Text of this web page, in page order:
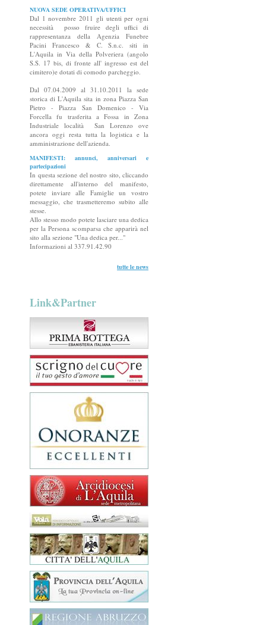
NUOVA SEDE OPERATIVA/UFFICI
Dal 1 novembre 2011 gli utenti per ogni
necessità posso fruire degli uffici di
rappresentanza della Agenzia Funebre
Pacini Francesco & C. S.n.c. siti in
L'Aquila in Via della Polveriera (angolo
S.S. 17 bis, di fronte all' ingresso est del
cimitero)e dotati di comodo parcheggio.
Dal 07.04.2009 al 31.10.2011 la sede
storica di L'Aquila sita in zona Piazza San
Pietro - Piazza San Domenico - Via
Forcella fu trasferita a Fossa in Zona
Industriale località San Lorenzo ove
ancora oggi resta tutta la logistica e la
amministrazione dell'azienda.
MANIFESTI: annunci, anniversari e
partecipazioni
In questa sezione del nostro sito, cliccando
direttamente all'interno del manifesto,
potete inviare alle Famiglie un vostro
messaggio, che trasmetteremo subito alle
stesse.
Allo stesso modo potete lasciare una dedica
per la Persona scomparsa che apparirà nel
sito alla sezione "Una dedica per..."
Informazioni al 337.91.42.90
tutte le news
Link&Partner